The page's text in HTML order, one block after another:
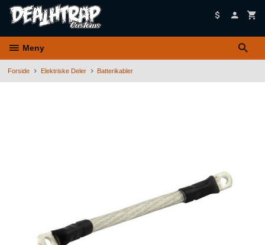
Meny
Forside Elektriske Deler Batterikabler